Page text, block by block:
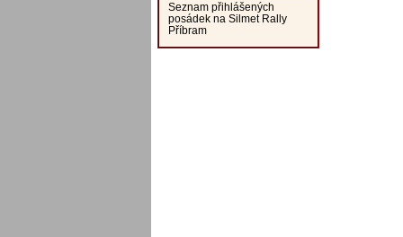
Seznam přihlášených
posádek na Silmet Rally
Příbram